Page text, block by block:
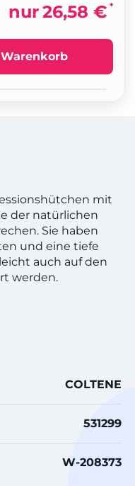
nur26,58 € *
mit
der natürlichen
Sie haben
und eine tiefe
auch auf den
werden.
COLTENE
531299
W-208373